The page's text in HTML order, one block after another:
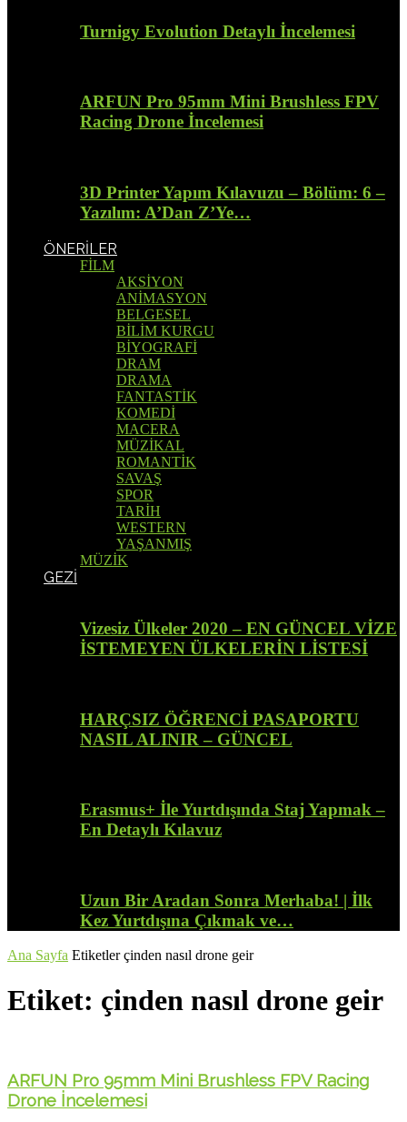
Turnigy Evolution Detaylı İncelemesi
ARFUN Pro 95mm Mini Brushless FPV
Racing Drone İncelemesi
3D Printer Yapım Kılavuzu – Bölüm: 6 –
Yazılım: A’Dan Z’Ye…
ÖNERİLER
FİLM
AKSİYON
ANİMASYON
BELGESEL
BİLİM KURGU
BİYOGRAFİ
DRAM
DRAMA
FANTASTİK
KOMEDİ
MACERA
MÜZİKAL
ROMANTİK
SAVAŞ
SPOR
TARİH
WESTERN
YAŞANMIŞ
MÜZİK
GEZİ
Vizesiz Ülkeler 2020 – EN GÜNCEL VİZE
İSTEMEYEN ÜLKELERİN LİSTESİ
HARÇSIZ ÖĞRENCİ PASAPORTU
NASIL ALINIR – GÜNCEL
Erasmus+ İle Yurtdışında Staj Yapmak –
En Detaylı Kılavuz
Uzun Bir Aradan Sonra Merhaba! | İlk
Kez Yurtdışına Çıkmak ve…
Ana Sayfa Etiketler çinden nasıl drone geir
Etiket: çinden nasıl drone geir
ARFUN Pro 95mm Mini Brushless FPV Racing
Drone İncelemesi